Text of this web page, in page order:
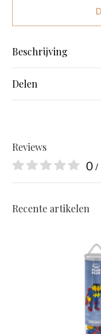
Beschrijving
Delen
Reviews
0 /
Recente artikelen